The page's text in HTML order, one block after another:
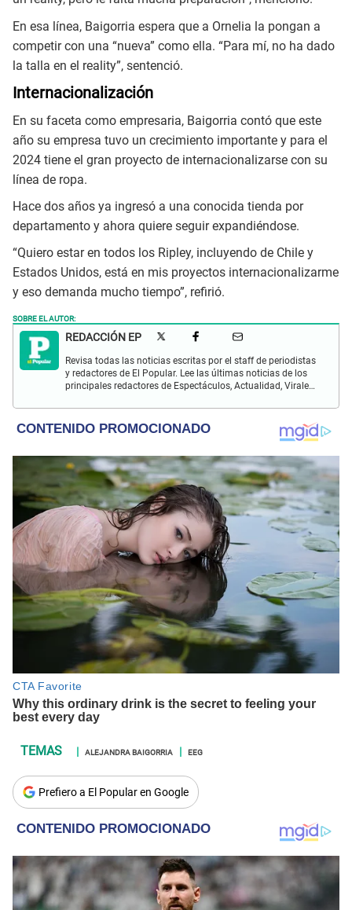
En esa línea, Baigorria espera que a Ornelia la pongan a
competir con una “nueva” como ella. “Para mí, no ha dado
la talla en el reality”, sentenció.
Internacionalización
En su faceta como empresaria, Baigorria contó que este
año su empresa tuvo un crecimiento importante y para el
2024 tiene el gran proyecto de internacionalizarse con su
línea de ropa.
Hace dos años ya ingresó a una conocida tienda por
departamento y ahora quiere seguir expandiéndose.
“Quiero estar en todos los Ripley, incluyendo de Chile y
Estados Unidos, está en mis proyectos internacionalizarme
y eso demanda mucho tiempo”, refirió.
SOBRE EL AUTOR:
REDACCIÓN EP
Revisa todas las noticias escritas por el staff de periodistas
y redactores de El Popular. Lee las últimas noticias de los
principales redactores de Espectáculos, Actualidad, Virales,
ALEJANDRA BAIGORRIA EEG
Prefiero a El Popular en Google